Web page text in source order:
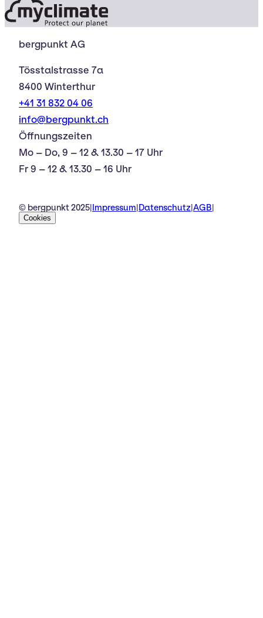
bergpunkt AG
Tösstalstrasse 7a
8400 Winterthur
+41 31 832 04 06
info@bergpunkt.ch
Öffnungszeiten
Mo – Do, 9 – 12 & 13.30 – 17 Uhr
Fr 9 – 12 & 13.30 – 16 Uhr
© bergpunkt 2025 Impressum Datenschutz AGB
Cookies